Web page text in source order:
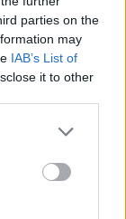
parties on the
may
IAB’s List of
it to other
more Google
may click to
party tags to
below Google